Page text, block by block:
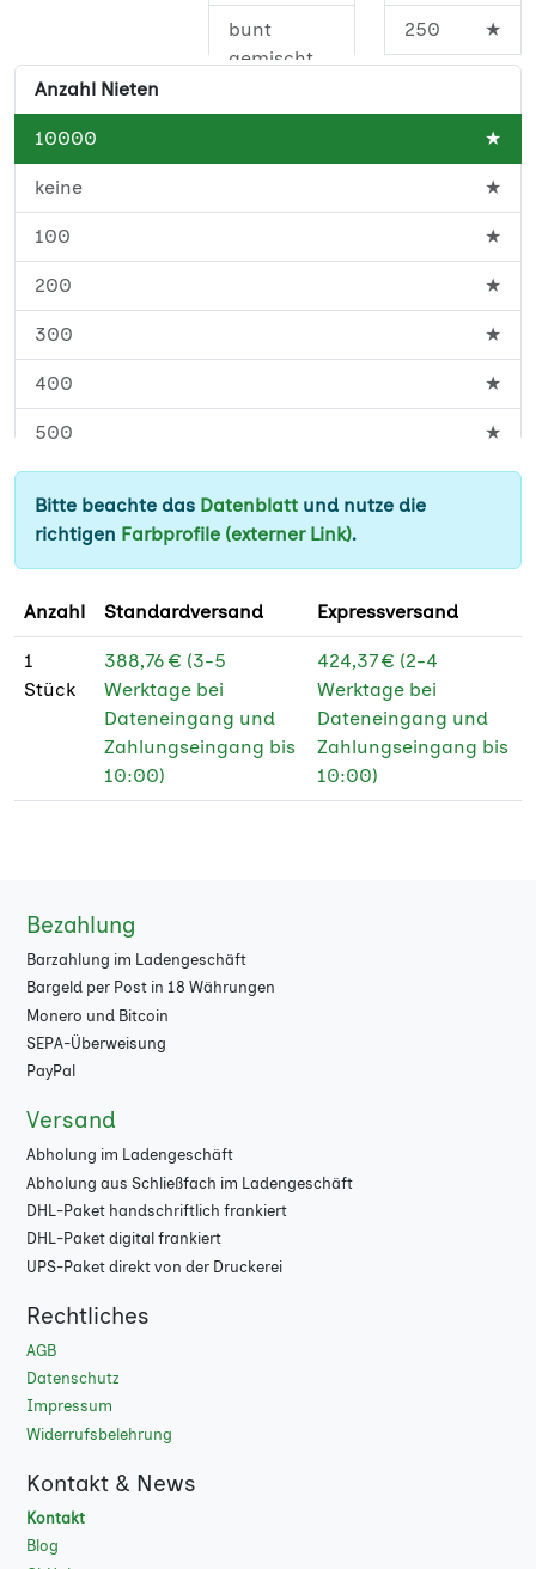
bunt
gemischt
250 ★
★
★
★
★
★
★
★
1000 ★
Anzahl Nieten
10000 ★
keine ★
100 ★
200 ★
300 ★
400 ★
500 ★
700
1000
★
4000
5000
6000
7000
8000
9000
Bitte beachte das Datenblatt und nutze die
richtigen Farbprofile (externer Link).
Anzahl Standardversand Expressversand
1
Stück
388,76 € (3-5
Werktage bei
Dateneingang und
Zahlungseingang bis
10:00)
424,37 € (2-4
Werktage bei
Dateneingang und
Zahlungseingang bis
10:00)
Bezahlung
Barzahlung im Ladengeschäft
Bargeld per Post in 18 Währungen
Monero und Bitcoin
SEPA-Überweisung
PayPal
Versand
Abholung im Ladengeschäft
Abholung aus Schließfach im Ladengeschäft
DHL-Paket handschriftlich frankiert
DHL-Paket digital frankiert
UPS-Paket direkt von der Druckerei
Rechtliches
AGB
Datenschutz
Impressum
Widerrufsbelehrung
Kontakt & News
Kontakt
Blog